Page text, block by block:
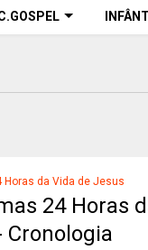
Horas da Vida de Jesus
24 Horas
Cronologia